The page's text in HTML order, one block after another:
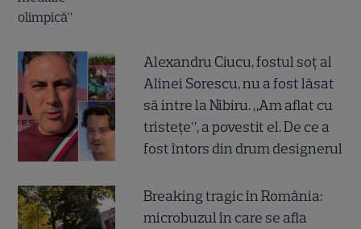
Alexandru Ciucu, fostul soț al
Alinei Sorescu, nu a fost lăsat
să intre la Nibiru. „Am aflat cu
tristețe”, a povestit el. De ce a
fost întors din drum designerul
Breaking tragic în România:
microbuzul în care se afla